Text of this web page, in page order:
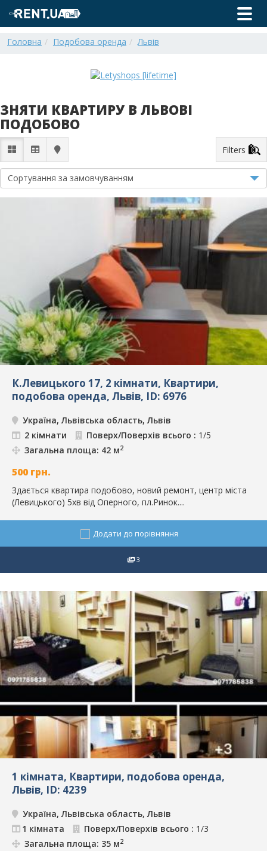
Головна Подобова оренда Львів
ЗНЯТИ КВАРТИРУ В ЛЬВОВІ
ПОДОБОВО
Filters
К.Левицького 17, 2 кімнати, Квартири,
подобова оренда, Львів, ID: 6976
Україна, Львівська область, Львів
2 кімнати
Поверх/Поверхів всього : 1/5
Загальна площа: 42 м2
500 грн.
Здається квартира подобово, новий ремонт, центр міста
(Левицького) 5хв від Оперного, пл.Ринок....
Додати до порівняння
3
1 кімната, Квартири, подобова оренда,
Львів, ID: 4239
Україна, Львівська область, Львів
1 кімната
Поверх/Поверхів всього : 1/3
Загальна площа: 35 м2